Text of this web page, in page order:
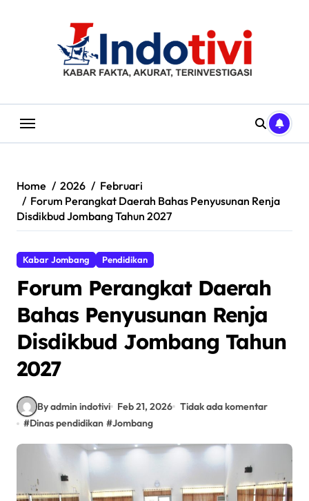
Home 2026
Februari
Forum Perangkat Daerah Bahas Penyusunan Renja
Disdikbud Jombang Tahun 2027
Kabar Jombang Pendidikan
Forum Perangkat Daerah
Bahas Penyusunan Renja
Disdikbud Jombang Tahun
2027
By admin indotivi Feb 21, 2026 Tidak ada komentar
#Dinas pendidikan #Jombang